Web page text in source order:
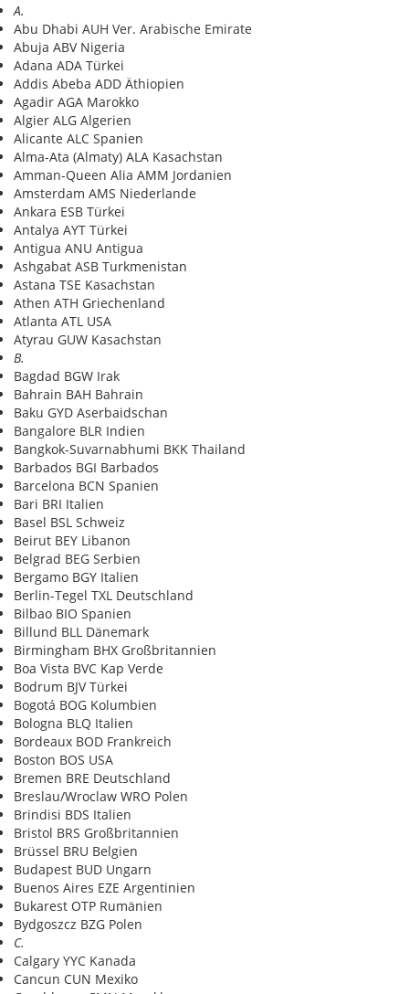
A.
Abu Dhabi AUH Ver. Arabische Emirate
Abuja ABV Nigeria
Adana ADA Türkei
Addis Abeba ADD Äthiopien
Agadir AGA Marokko
Algier ALG Algerien
Alicante ALC Spanien
Alma-Ata (Almaty) ALA Kasachstan
Amman-Queen Alia AMM Jordanien
Amsterdam AMS Niederlande
Ankara ESB Türkei
Antalya AYT Türkei
Antigua ANU Antigua
Ashgabat ASB Turkmenistan
Astana TSE Kasachstan
Athen ATH Griechenland
Atlanta ATL USA
Atyrau GUW Kasachstan
B.
Bagdad BGW Irak
Bahrain BAH Bahrain
Baku GYD Aserbaidschan
Bangalore BLR Indien
Bangkok-Suvarnabhumi BKK Thailand
Barbados BGI Barbados
Barcelona BCN Spanien
Bari BRI Italien
Basel BSL Schweiz
Beirut BEY Libanon
Belgrad BEG Serbien
Bergamo BGY Italien
Berlin-Tegel TXL Deutschland
Bilbao BIO Spanien
Billund BLL Dänemark
Birmingham BHX Großbritannien
Boa Vista BVC Kap Verde
Bodrum BJV Türkei
Bogotá BOG Kolumbien
Bologna BLQ Italien
Bordeaux BOD Frankreich
Boston BOS USA
Bremen BRE Deutschland
Breslau/Wroclaw WRO Polen
Brindisi BDS Italien
Bristol BRS Großbritannien
Brüssel BRU Belgien
Budapest BUD Ungarn
Buenos Aires EZE Argentinien
Bukarest OTP Rumänien
Bydgoszcz BZG Polen
C.
Calgary YYC Kanada
Cancun CUN Mexiko